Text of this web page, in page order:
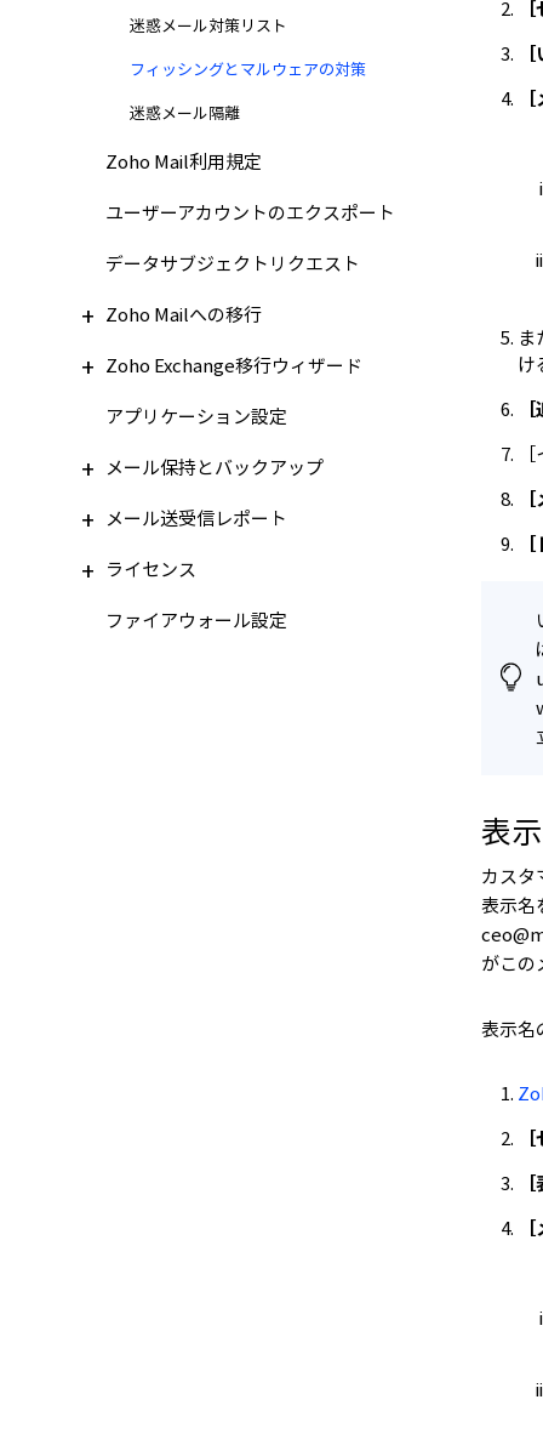
迷惑メール対策リスト
フィッシングとマルウェアの対策
迷惑メール隔離
Zoho Mail利用規定
ユーザーアカウントのエクスポート
データサブジェクトリクエスト
Zoho Mailへの移行
Zoho Exchange移行ウィザード
アプリケーション設定
メール保持とバックアップ
メール送受信レポート
ライセンス
ファイアウォール設定
ま
け
表
カスタ
表示名
がこの
表示名